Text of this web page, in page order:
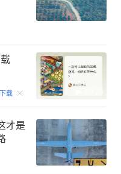
载 00:29
才是